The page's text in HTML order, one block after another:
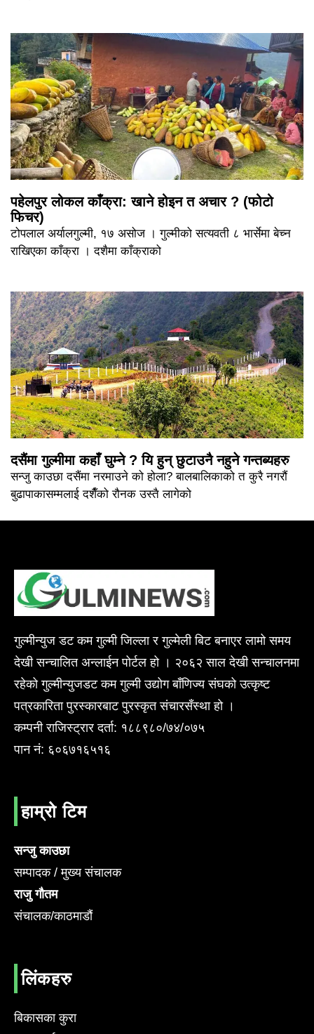
पहेलपुर लोकल काँक्रा: खाने होइन त अचार ? (फोटो
फिचर)
टोपलाल अर्यालगुल्मी, १७ असोज । गुल्मीको सत्यवती ८ भार्सेमा बेच्न
राखिएका काँक्रा । दशैमा काँक्राको
दसैंमा गुल्मीमा कहाँ घुम्ने ? यि हुन् छुटाउनै नहुने गन्तब्यहरु
सन्जु काउछा दसैंमा नरमाउने को होला? बालबालिकाको त कुरै नगरौं
बुढापाकासम्मलाई दशैँको रौनक उस्तै लागेको
गुल्मीन्युज डट कम गुल्मी जिल्ला र गुल्मेली बिट बनाएर लामो समय
देखी सन्चालित अन्लाईन पोर्टल हो । २०६२ साल देखी सन्चालनमा
रहेको गुल्मीन्युजडट कम गुल्मी उद्योग बाँणिज्य संघको उत्कृष्ट
पत्रकारिता पुरस्कारबाट पुरस्कृत संचारसँस्था हो ।
कम्पनी राजिस्ट्रार दर्ता: १८८९८०/७४/०७५
पान नं: ६०६७१६५१६
हाम्रो टिम
सन्जु काउछा
सम्पादक / मुख्य संचालक
राजु गौतम
संचालक/काठमाडौं
लिंकहरु
बिकासका कुरा